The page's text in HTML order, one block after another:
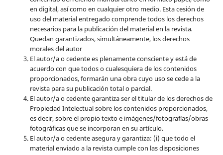
en digital, así como en cualquier otro medio. Esta cesión de
uso del material entregado comprende todos los derechos
necesarios para la publicación del material en la revista.
Quedan garantizados, simultáneamente, los derechos
morales del autor
El autor/a o cedente es plenamente consciente y está de
acuerdo con que todos o cualesquiera de los contenidos
proporcionados, formarán una obra cuyo uso se cede a la
revista para su publicación total o parcial.
El autor/a o cedente garantiza ser el titular de los derechos de
Propiedad Intelectual sobre los contenidos proporcionados,
es decir, sobre el propio texto e imágenes/fotografías/obras
fotográficas que se incorporan en su artículo.
El autor/a o cedente asegura y garantiza: (i) que todo el
material enviado a la revista cumple con las disposiciones